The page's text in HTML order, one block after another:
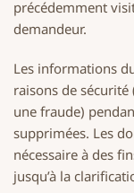
précédemment
demandeur.
Les informations
raisons de
une fraude)
supprimées. Les
nécessaire à des
jusqu’à la